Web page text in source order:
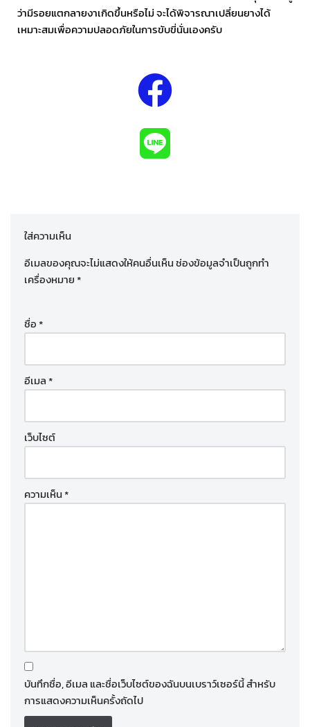
ว่ามีรอยแตกลายงาเกิดขึ้นหรือไม่ จะได้พิจารณาเปลี่ยนยางได้
เหมาะสมเพื่อความปลอดภัยในการขับขี่นั่นเองครับ
ใส่ความเห็น
อีเมลของคุณจะไม่แสดงให้คนอื่นเห็นช่องข้อมูลจำเป็นถูกทำ
เครื่องหมาย*
ชื่อ*
อีเมล*
เว็บไซต์
ความเห็น*
บันทึกชื่อ, อีเมล และชื่อเว็บไซต์ของฉันบนเบราว์เซอร์นี้ สำหรับ
การแสดงความเห็นครั้งถัดไป